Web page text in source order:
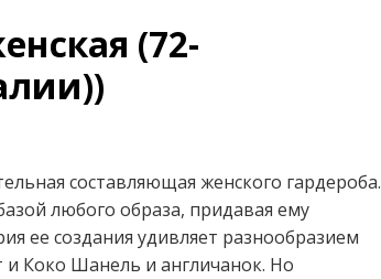
(72-
составляющая женского гардероба.
любого образа, придавая ему
ее создания удивляет разнообразием
Коко Шанель и англичанок. Но